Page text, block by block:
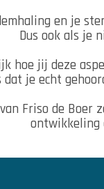
en je
Dus ook als je
hoe jij deze
je echt
Friso de Boer
ontwikkeling